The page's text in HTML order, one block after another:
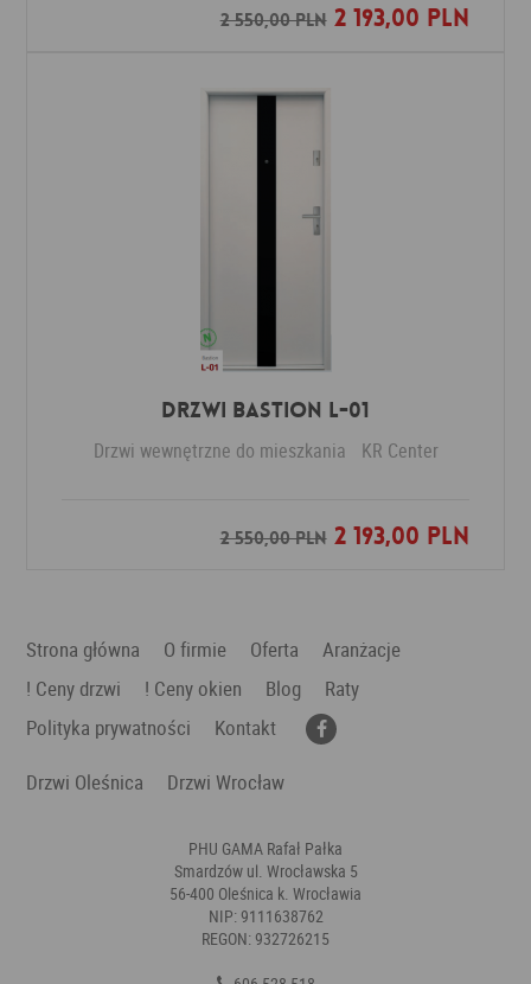
2 550,00 PLN2 193,00 PLN
Dodaj do ulubionych
Drzwi Bastion L-01
Drzwi wewnętrzne do mieszkania KR Center
2 550,00 PLN2 193,00 PLN
Dodaj do ulubionych
Strona główna O firmie Oferta
Aranżacje
! Ceny drzwi
! Ceny okien Blog
Raty
Polityka prywatności
Kontakt
Drzwi Oleśnica
Drzwi Wrocław
PHU GAMA Rafał Pałka
Smardzów ul. Wrocławska 5
56-400 Oleśnica k. Wrocławia
NIP: 9111638762
REGON: 932726215